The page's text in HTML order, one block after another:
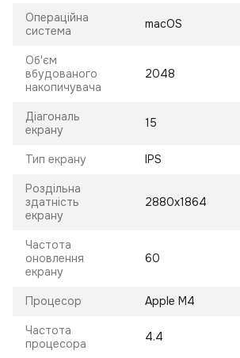
Операційна
система
macOS
Об'єм
вбудованого
накопичувача
2048
Діагональ
екрану
15
Тип екрану IPS
Роздільна
здатність
екрану
2880x1864
Частота
оновлення
екрану
60
Процесор Apple M4
Частота
процесора
4.4